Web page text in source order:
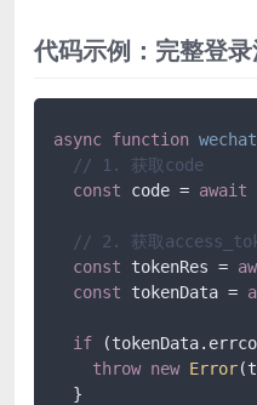
代码示例：完整登
async function
// 1. 获取code
const code = await
// 2. 获取
const tokenRes =
const tokenData =
if (tokenData.
throw new Error
  }